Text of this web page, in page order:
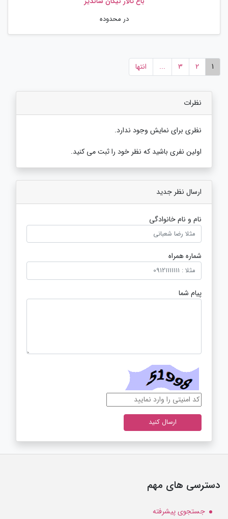
در محدوده
1
2
3
... انتها
نظرات
نظری برای نمایش وجود ندارد.
اولین نفری باشید که نظر خود را ثبت می کنید.
ارسال نظر جدید
نام و نام خانوادگی
شماره همراه
پیام شما
دسترسی های مهم
جستجوی پیشرفته